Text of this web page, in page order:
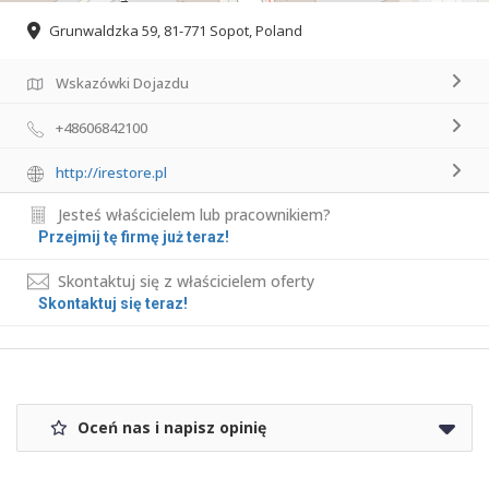
Grunwaldzka 59, 81-771 Sopot, Poland
Wskazówki Dojazdu
+48606842100
http://irestore.pl
Jesteś właścicielem lub pracownikiem?
Przejmij tę firmę już teraz!
Skontaktuj się z właścicielem oferty
Skontaktuj się teraz!
Oceń nas i napisz opinię